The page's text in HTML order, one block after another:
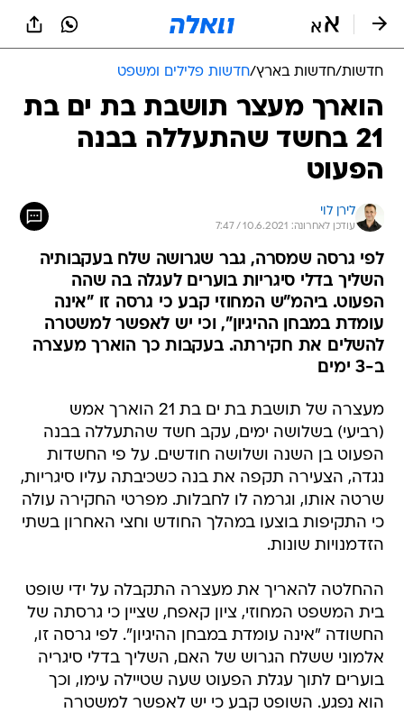
חדשות/חדשות בארץ/חדשות פלילים ומשפט
הוארך מעצר תושבת בת ים בת
21 בחשד שהתעללה בבנה
הפעוט
לירן לוי
עודכן לאחרונה: 10.6.2021 / 7:47
לפי גרסה שמסרה, גבר שגרושה שלח בעקבותיה
השליך בדלי סיגריות בוערים לעגלה בה שהה
הפעוט. ביהמ"ש המחוזי קבע כי גרסה זו "אינה
עומדת במבחן ההיגיון", וכי יש לאפשר למשטרה
להשלים את חקירתה. בעקבות כך הוארך מעצרה
ב-3 ימים
מעצרה של תושבת בת ים בת 21 הוארך אמש
(רביעי) בשלושה ימים, עקב חשד שהתעללה בבנה
הפעוט בן השנה ושלושה חודשים. על פי החשדות
נגדה, הצעירה תקפה את בנה כשכיבתה עליו סיגריות,
שרטה אותו, וגרמה לו לחבלות. מפרטי החקירה עולה
כי התקיפות בוצעו במהלך החודש וחצי האחרון בשתי
הזדמנויות שונות.
ההחלטה להאריך את מעצרה התקבלה על ידי שופט
בית המשפט המחוזי, ציון קאפח, שציין כי גרסתה של
החשודה "אינה עומדת במבחן ההיגיון". לפי גרסה זו,
אלמוני ששלח הגרוש של האם, השליך בדלי סיגריה
בוערים לתוך עגלת הפעוט שעה שטיילה עימו, וכך
הוא נפגע. השופט קבע כי יש לאפשר למשטרה